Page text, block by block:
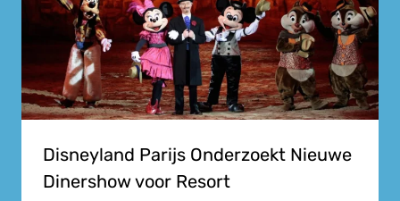
Disneyland Parijs Onderzoekt Nieuwe
Dinershow voor Resort